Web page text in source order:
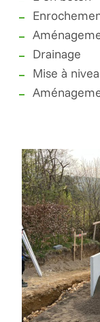
Drainage
Mise à